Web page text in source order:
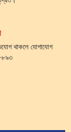
থাকলে যোগাযোগ